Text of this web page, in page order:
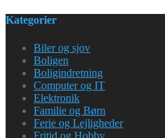
Kategorier
Biler og sjov
Boligen
Boligindretning
Computer og IT
Elektronik
Familie og Børn
Ferie og Lejligheder
Fritid og Hobby